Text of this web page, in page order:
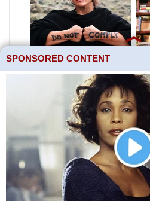
Neroste ve
otevřené půdě a
hlavního nepřítele
SPONSORED CONTENT